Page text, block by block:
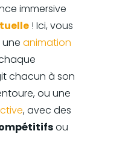
immersive
! Ici, vous
animation
chacun à son
ou une
, avec des
ou